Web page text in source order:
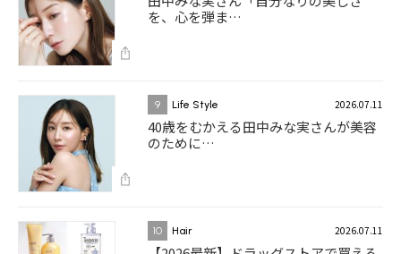
を、心を弾ま…
9 Life Style 2026.07.11
40歳をむかえる田中みな実さんが美容
のために…
10 Hair 2026.07.11